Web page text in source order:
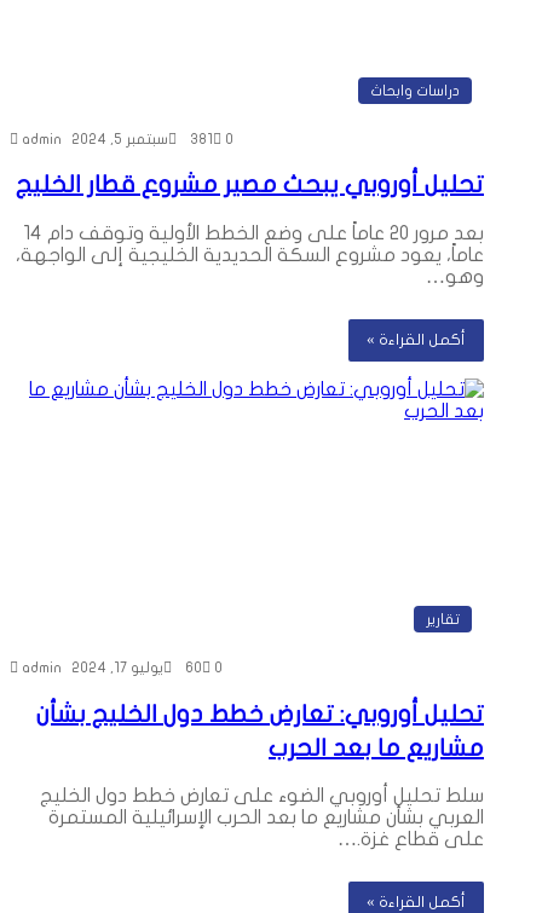
دراسات وابحاث
admin سبتمبر 5, 2024 381
تحليل أوروبي يبحث مصير مشروع قطار الخليج
بعد مرور 20 عاماً على وضع الخطط الأولية وتوقف دام 14
عاماً، يعود مشروع السكة الحديدية الخليجية إلى الواجهة،
وهو…
أكمل القراءة »
تقارير
admin يوليو 17, 2024 60
تحليل أوروبي: تعارض خطط دول الخليج بشأن
مشاريع ما بعد الحرب
سلط تحليل أوروبي الضوء على تعارض خطط دول الخليج
العربي بشأن مشاريع ما بعد الحرب الإسرائيلية المستمرة
على قطاع غزة.…
أكمل القراءة »